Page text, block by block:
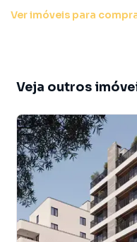
Apartamento para
Batel, em Curitiba. Não
deseja mais
Curitiba? Entre em
telefone (41) 3282-8100.
A Haas Imóveis tem
residenciais e
Ver imóveis para
Veja outros